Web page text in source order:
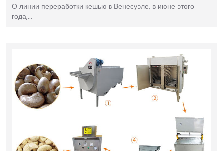
О линии переработки кешью в Венесуэле, в июне этого
года,…